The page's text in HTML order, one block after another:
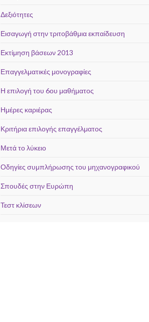
Δεξιότητες
Εισαγωγή στην τριτοβάθμια εκπαίδευση
Εκτίμηση βάσεων 2013
Επαγγελματικές μονογραφίες
Η επιλογή του 6ου μαθήματος
Ημέρες καριέρας
Κριτήρια επιλογής επαγγέλματος
Μετά το λύκειο
Οδηγίες συμπλήρωσης του μηχανογραφικού
Σπουδές στην Ευρώπη
Τεστ κλίσεων